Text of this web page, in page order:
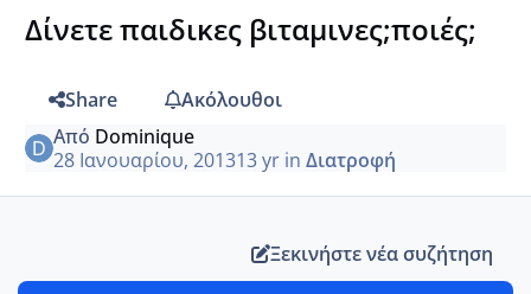
Δίνετε παιδικες βιταμινες;ποιές;
Share
Ακόλουθοι
Από Dominique
28 Ιανουαρίου, 201313 yrin Διατροφή
Ξεκινήστε νέα συζήτηση